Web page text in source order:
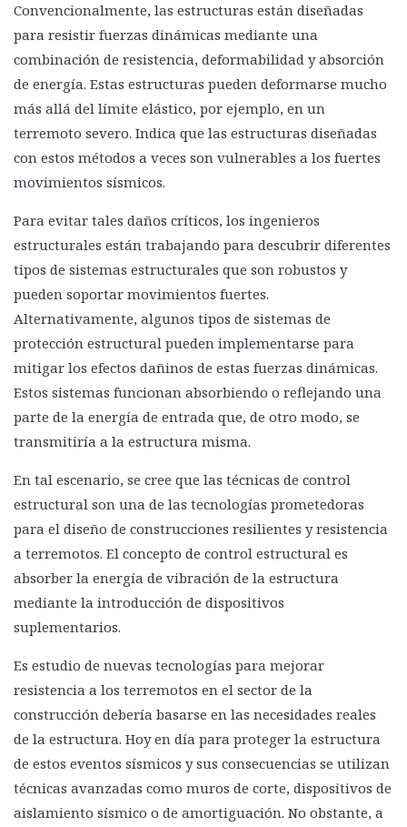
Biomateriales
Cartón
Bricker
Refuerzo con fibras
Papel tapiz sísmico
La Torre Latinoamericana.
La Torre Ejecutiva Pemex
U.S. Bank Tower
Torre Mayor
Torre Titanium, La Portada
La Gran Torre Santiago
Convencionalmente, las estructuras están diseñadas
para resistir fuerzas dinámicas mediante una
combinación de resistencia, deformabilidad y absorción
de energía. Estas estructuras pueden deformarse mucho
más allá del límite elástico, por ejemplo, en un
terremoto severo. Indica que las estructuras diseñadas
con estos métodos a veces son vulnerables a los fuertes
movimientos sísmicos.
Para evitar tales daños críticos, los ingenieros
estructurales están trabajando para descubrir diferentes
tipos de sistemas estructurales que son robustos y
pueden soportar movimientos fuertes.
Alternativamente, algunos tipos de sistemas de
protección estructural pueden implementarse para
mitigar los efectos dañinos de estas fuerzas dinámicas.
Estos sistemas funcionan absorbiendo o reflejando una
parte de la energía de entrada que, de otro modo, se
transmitiría a la estructura misma.
En tal escenario, se cree que las técnicas de control
estructural son una de las tecnologías prometedoras
para el diseño de construcciones resilientes y resistencia
a terremotos. El concepto de control estructural es
absorber la energía de vibración de la estructura
mediante la introducción de dispositivos
suplementarios.
Es estudio de nuevas tecnologías para mejorar
resistencia a los terremotos en el sector de la
construcción debería basarse en las necesidades reales
de la estructura. Hoy en día para proteger la estructura
de estos eventos sísmicos y sus consecuencias se utilizan
técnicas avanzadas como muros de corte, dispositivos de
aislamiento sísmico o de amortiguación. No obstante, a